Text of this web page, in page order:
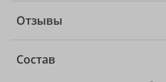
Отзывы
Состав